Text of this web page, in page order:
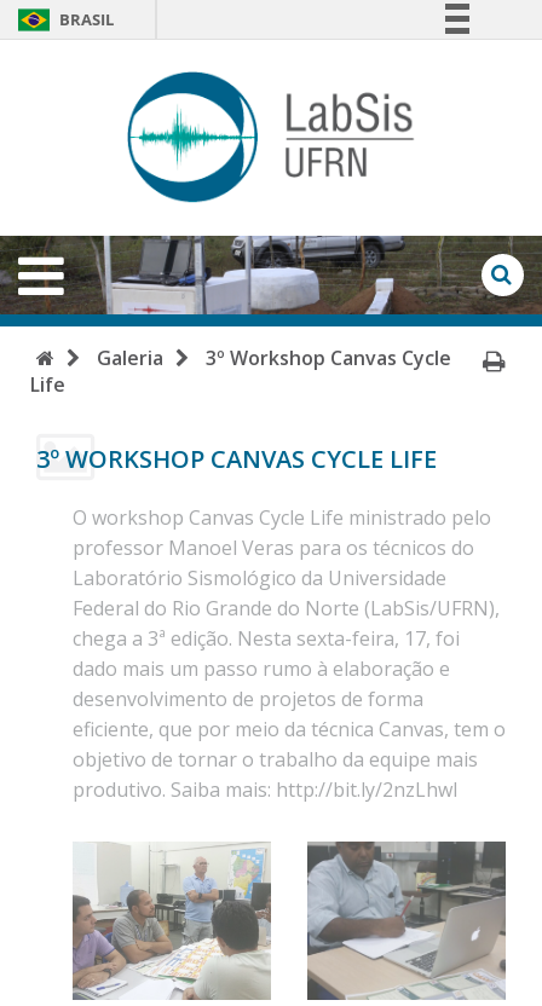
BRASIL
Comunica BR
Participe
Acesso à informação
Canais
de
Abrir
Menu
InícioGaleria
3º Workshop Canvas Cycle
Life
3º WORKSHOP CANVAS CYCLE LIFE
O workshop Canvas Cycle Life ministrado pelo
professor Manoel Veras para os técnicos do
Laboratório Sismológico da Universidade
Federal do Rio Grande do Norte (LabSis/UFRN),
chega a 3ª edição. Nesta sexta-feira, 17, foi
dado mais um passo rumo à elaboração e
desenvolvimento de projetos de forma
eficiente, que por meio da técnica Canvas, tem o
objetivo de tornar o trabalho da equipe mais
produtivo. Saiba mais: http://bit.ly/2nzLhwI